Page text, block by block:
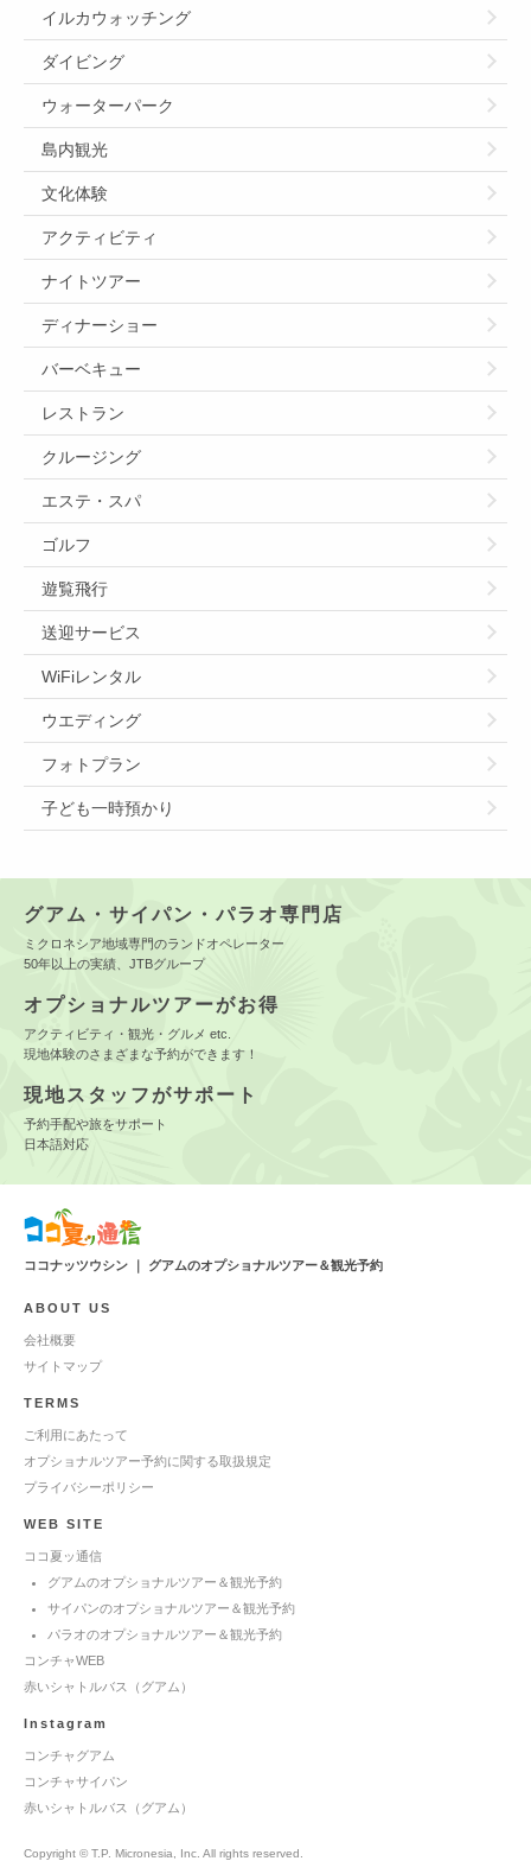
イルカウォッチング
ダイビング
ウォーターパーク
島内観光
文化体験
アクティビティ
ナイトツアー
ディナーショー
バーベキュー
レストラン
クルージング
エステ・スパ
ゴルフ
遊覧飛行
送迎サービス
WiFiレンタル
ウエディング
フォトプラン
子ども一時預かり
グアム・サイパン・パラオ専門店
ミクロネシア地域専門のランドオペレーター
50年以上の実績、JTBグループ
オプショナルツアーがお得
アクティビティ・観光・グルメ etc.
現地体験のさまざまな予約ができます！
現地スタッフがサポート
予約手配や旅をサポート
日本語対応
ココナッツウシン ｜ グアムのオプショナルツアー＆観光予約
ABOUT US
会社概要
サイトマップ
TERMS
ご利用にあたって
オプショナルツアー予約に関する取扱規定
プライバシーポリシー
WEB SITE
ココ夏ッ通信
グアムのオプショナルツアー＆観光予約
サイパンのオプショナルツアー＆観光予約
パラオのオプショナルツアー＆観光予約
コンチャWEB
赤いシャトルバス（グアム）
Instagram
コンチャグアム
コンチャサイパン
赤いシャトルバス（グアム）
Copyright © T.P. Micronesia, Inc. All rights reserved.